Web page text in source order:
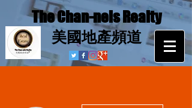
The Chan-nels Realty
​美國地產頻道